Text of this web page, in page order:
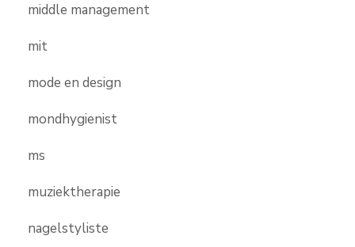
middle management
mit
mode en design
mondhygienist
ms
muziektherapie
nagelstyliste